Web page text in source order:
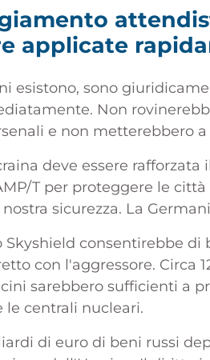
applicate
esistono, sono
Non
e non metterebbero
deve essere
T per proteggere le
sicurezza. La
Skyshield consentirebbe
con l'aggressore. Circa
sarebbero sufficienti a
le centrali nucleari.
di euro di beni russi